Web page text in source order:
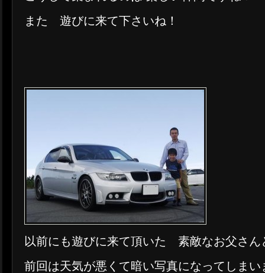
また 遊びに来て下さいね！
以前にも遊びに来て頂いた 素敵なお父さ
前回は天気が悪くて暗い写真になってしまい